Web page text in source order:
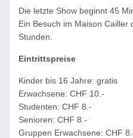
Die letzte Show beginnt 45
Ein Besuch im Maison
Stunden.
Eintrittspreise
Kinder bis 16 Jahre: gratis
Erwachsene: CHF 10.-
Studenten: CHF 8.-
Senioren: CHF 8.-
Gruppen Erwachsene: CHF